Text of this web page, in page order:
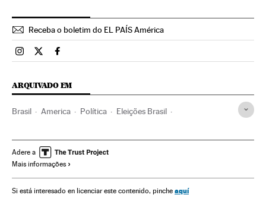
Receba o boletim do EL PAÍS América
Brasil El País Brasil en Instagram
Brasil El País Brasil en Twitter
Brasil El País Brasil en Facebook
ARQUIVADO EM
Brasil America Política Eleições Brasil
Pernambuco PSB Partido dos Trabalhadores
Adere a
Mais informações
Si está interesado en licenciar este contenido, pinche aquí